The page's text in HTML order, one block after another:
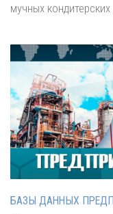
мучных кондитерских
БАЗЫ ДАННЫХ